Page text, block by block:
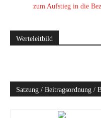
zum Aufstieg in die
Werteleitbild
Satzung / Beitragsordnung /